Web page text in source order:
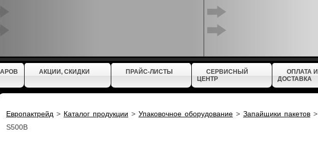
АКЦИИ, СКИДКИ ПРАЙС-ЛИСТЫ
СЕРВИСНЫЙ
ЦЕНТР
ОПЛАТА И
ДОСТАВКА
Европактрейд > Каталог продукции > Упаковочное оборудование > Запайщики пакетов >
S500B